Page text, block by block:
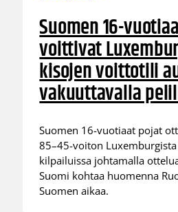
Suomen 16-
voittivat
kisojen voittotili
vakuuttavalla
Suomen 16-vuotiaat pojat
85–45-voiton
kilpailuissa johtamalla
Suomi kohtaa huomenna
Suomen aikaa.